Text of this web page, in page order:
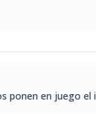
ponen en juego el